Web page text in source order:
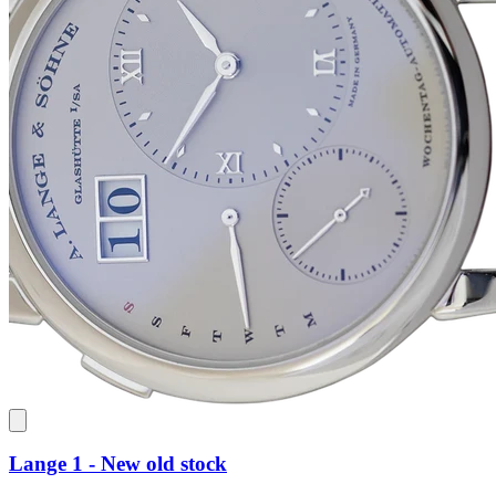
Lange 1 - New old stock